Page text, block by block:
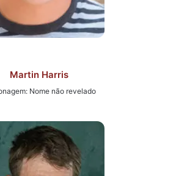
Martin Harris
Nome não revelado